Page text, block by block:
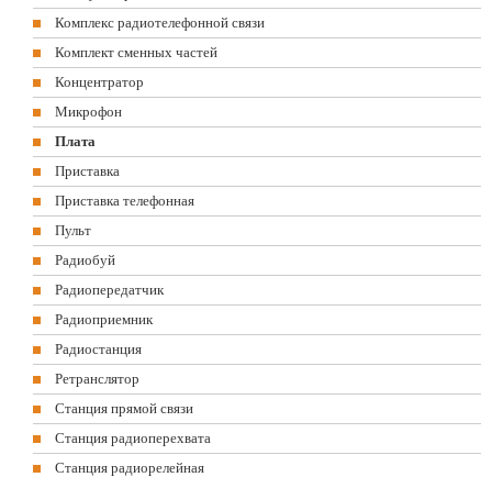
Комплекс радиотелефонной связи
Комплект сменных частей
Концентратор
Микрофон
Плата
Приставка
Приставка телефонная
Пульт
Радиобуй
Радиопередатчик
Радиоприемник
Радиостанция
Ретранслятор
Станция прямой связи
Станция радиоперехвата
Станция радиорелейная